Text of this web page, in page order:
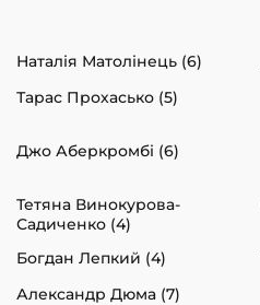
Наталія Матолінець (6)
Тарас Прохасько (5)
Джо Аберкромбі (6)
Тетяна Винокурова-
Садиченко (4)
Богдан Лепкий (4)
Александр Дюма (7)